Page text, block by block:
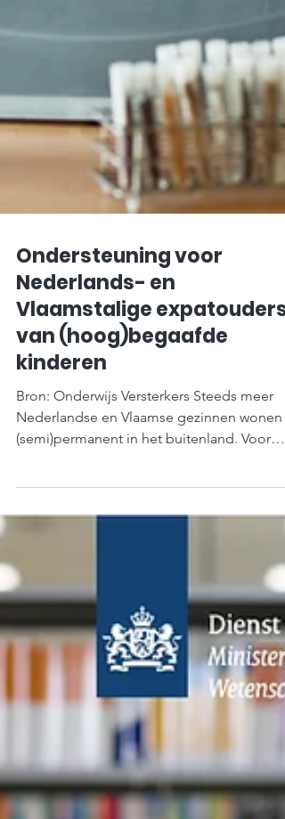
Ondersteuning voor
Nederlands- en
Vlaamstalige expatouders
van (hoog)begaafde
kinderen
Bron: Onderwijs Versterkers Steeds meer
Nederlandse en Vlaamse gezinnen wonen
ouders van kinderen met een
ontwikkelingsvoorsprong of
ondersteuning? In welke taal? En hoe houd
je rekening met thema’s als meertaligheid,
verschillen tussen schoolsystemen en de
specifieke context van je gezin? Het team
van Onderwijs Versterkers onderzoekt of er